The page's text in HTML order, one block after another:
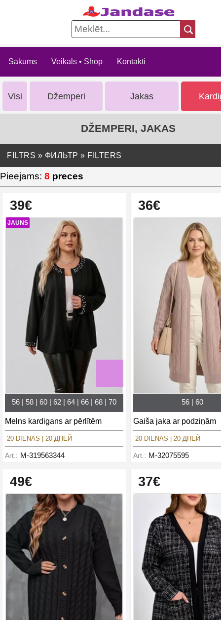
Sākums Veikals • Shop Kontakti
Visi Džemperi Jakas
DŽEMPERI, JAKAS
FILTRS » ФИЛЬТР » FILTERS
Pieejams: 8 preces
39€
JAUNS
56 | 58 | 60 | 62 | 64 | 66 | 68 | 70
Melns kardigans ar pērlītēm
20 DIENĀS | 20 ДНЕЙ
Art.: M-319563344
36€
56 | 60
Gaiša jaka ar podziņām
20 DIENĀS | 20 ДНЕЙ
Art.: M-32075595
49€ 37€